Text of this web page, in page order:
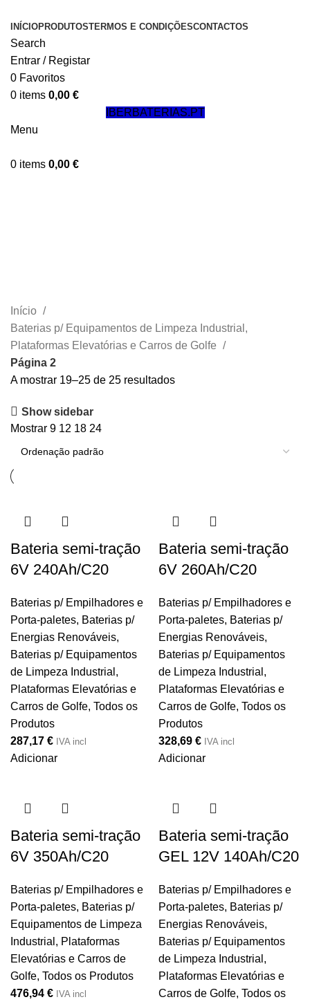
INÍCIOPRODUTOSTERMOS E CONDIÇÕESCONTACTOS
Search
Entrar / Registar
0 Favoritos
0 items 0,00 €
IBERBATERIAS.PT
Menu
0 items 0,00 €
Início
Baterias p/ Equipamentos de Limpeza Industrial,
Plataformas Elevatórias e Carros de Golfe
Página 2
A mostrar 19–25 de 25 resultados
Show sidebar
Mostrar 9 12 18 24
Bateria semi-tração
6V 240Ah/C20
Baterias p/ Empilhadores e
Porta-paletes, Baterias p/
Energias Renováveis,
Baterias p/ Equipamentos
de Limpeza Industrial,
Plataformas Elevatórias e
Carros de Golfe, Todos os
Produtos
287,17 € IVA incl
Adicionar
Bateria semi-tração
6V 260Ah/C20
Baterias p/ Empilhadores e
Porta-paletes, Baterias p/
Energias Renováveis,
Baterias p/ Equipamentos
de Limpeza Industrial,
Plataformas Elevatórias e
Carros de Golfe, Todos os
Produtos
328,69 € IVA incl
Adicionar
Bateria semi-tração
6V 350Ah/C20
Baterias p/ Empilhadores e
Porta-paletes, Baterias p/
Equipamentos de Limpeza
Industrial, Plataformas
Elevatórias e Carros de
Golfe, Todos os Produtos
476,94 € IVA incl
Bateria semi-tração
GEL 12V 140Ah/C20
Baterias p/ Empilhadores e
Porta-paletes, Baterias p/
Energias Renováveis,
Baterias p/ Equipamentos
de Limpeza Industrial,
Plataformas Elevatórias e
Carros de Golfe, Todos os